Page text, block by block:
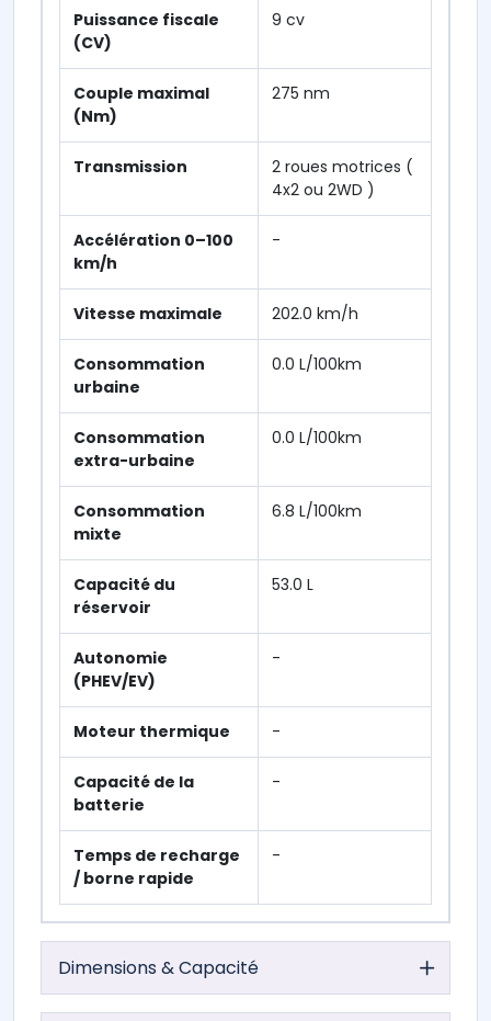
Puissance fiscale
(CV)
9 cv
Couple maximal
(Nm)
275 nm
Transmission
2 roues motrices (
4x2 ou 2WD )
Accélération 0–100
km/h
-
Vitesse maximale 202.0 km/h
Consommation
urbaine
0.0 L/100km
Consommation
extra-urbaine
0.0 L/100km
Consommation
mixte
6.8 L/100km
Capacité du
réservoir
53.0 L
Autonomie
(PHEV/EV)
-
Moteur thermique -
Capacité de la
batterie
-
Temps de recharge
/ borne rapide
-
Dimensions & Capacité